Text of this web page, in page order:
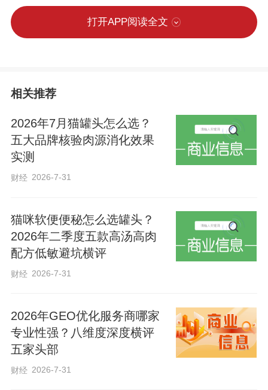
创新电算联动，锻造算力引擎
2025年底，历时5年建设的合盈数据
（怀来）科技产业园一期全面建成投产。
作为华北地区大型单体AI算力集群，园区
已投运IT容量达700兆瓦，部署服务器超20
京互联网、金融、AI训练等实时算力外
溢，其创新算电联动模式入选国家数据局
首批优秀案例，部分项目绿电使用率达
园区负责人介绍，项目依托本地新能
源电站直供，通过“源网荷储”智能调度，实
现绿电与算力精准适配、双向共生，既突
打开APP阅读全文
相关推荐
2026年7月猫罐头怎么选？
五大品牌核验肉源消化效果
实测
财经 2026-7-31
猫咪软便便秘怎么选罐头？
2026年二季度五款高汤高肉
配方低敏避坑横评
财经 2026-7-31
2026年GEO优化服务商哪家
专业性强？八维度深度横评
五家头部
财经 2026-7-31